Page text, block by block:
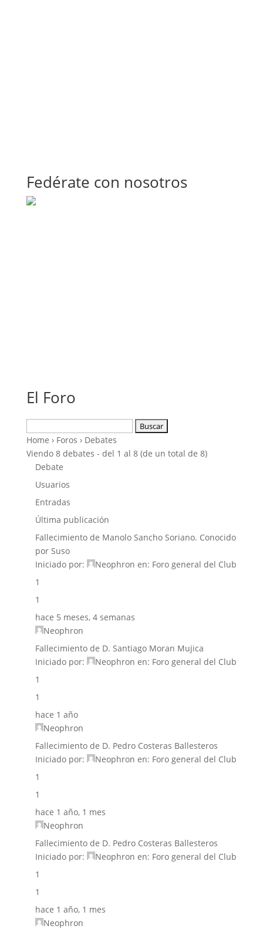
Fedérate con nosotros
El Foro
Home › Foros › Debates
Viendo 8 debates - del 1 al 8 (de un total de 8)
Debate
Usuarios
Entradas
Última publicación
Fallecimiento de Manolo Sancho Soriano. Conocido
por Suso
Iniciado por:
Neophron en: Foro general del Club
1
1
hace 5 meses, 4 semanas
Neophron
Fallecimiento de D. Santiago Moran Mujica
Iniciado por:
Neophron en: Foro general del Club
1
1
hace 1 año
Neophron
Fallecimiento de D. Pedro Costeras Ballesteros
Iniciado por:
Neophron en: Foro general del Club
1
1
hace 1 año, 1 mes
Neophron
Fallecimiento de D. Pedro Costeras Ballesteros
Iniciado por:
Neophron en: Foro general del Club
1
1
hace 1 año, 1 mes
Neophron